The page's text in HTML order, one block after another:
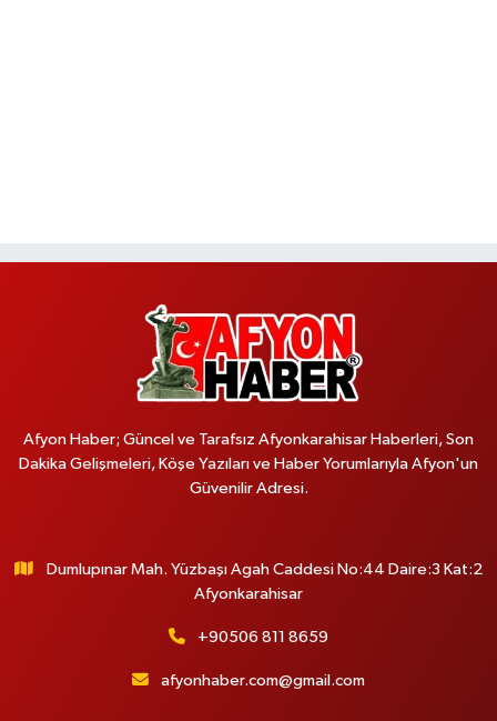
Afyon Haber; Güncel ve Tarafsız Afyonkarahisar Haberleri, Son
Dakika Gelişmeleri, Köşe Yazıları ve Haber Yorumlarıyla Afyon'un
Güvenilir Adresi.
Dumlupınar Mah. Yüzbaşı Agah Caddesi No:44 Daire:3 Kat:2
Afyonkarahisar
+90506 811 8659
afyonhaber.com@gmail.com